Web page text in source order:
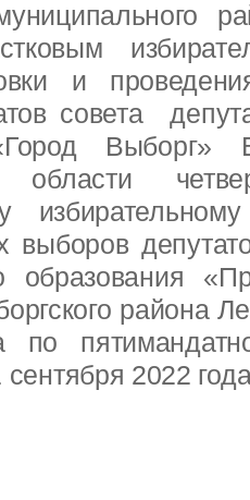
и
совета
Выборг»
области
выборов
образования
района
по
2022